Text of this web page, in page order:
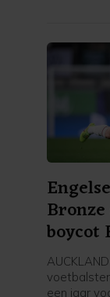
boycot
een jaar